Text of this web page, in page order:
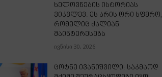
ხელოვნების ისტორიას
ვიკვლევ. ეს არის ორი სფერო,
რომელიც ძალიან
მაინტერესებს
ივნისი 30, 2026
ცოტნე ივანიშვილი: საკმაოდ